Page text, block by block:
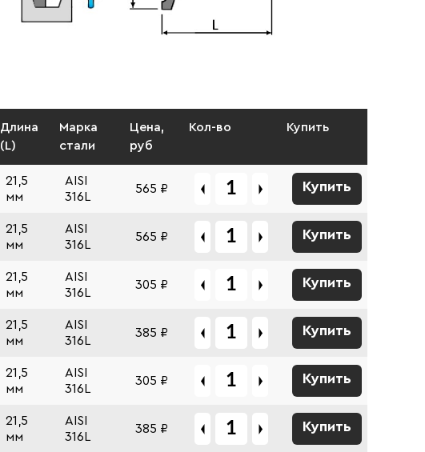
Длина
(L)
Марка
стали
Цена,
руб
Кол-во Купить
21,5
мм
AISI
316L
565 ₽ Купить
21,5
мм
AISI
316L
565 ₽ Купить
21,5
мм
AISI
316L
305 ₽ Купить
21,5
мм
AISI
316L
385 ₽ Купить
21,5
мм
AISI
316L
305 ₽ Купить
21,5
мм
AISI
316L
385 ₽ Купить